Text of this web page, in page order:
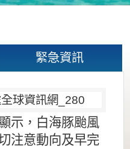
緊急資訊
示，白海豚颱風
注意動向及早完